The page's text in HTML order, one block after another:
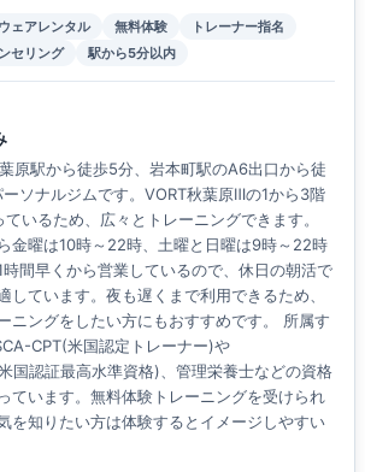
ウェアレンタル 無料体験
トレーナー指名
セリング 駅から5分以内
原駅から徒歩5分、岩本町駅のA6出口から徒
ソナルジムです。VORT秋葉原Ⅲの1から3階
いるため、広々とトレーニングできます。
金曜は10時～22時、土曜と日曜は9時～22時
間早くから営業しているので、休日の朝活で
しています。夜も遅くまで利用できるため、
ニングをしたい方にもおすすめです。 所属す
CPT(米国認定トレーナー)や
国認証最高水準資格)、管理栄養士などの資格
ています。無料体験トレーニングを受けられ
を知りたい方は体験するとイメージしやすい